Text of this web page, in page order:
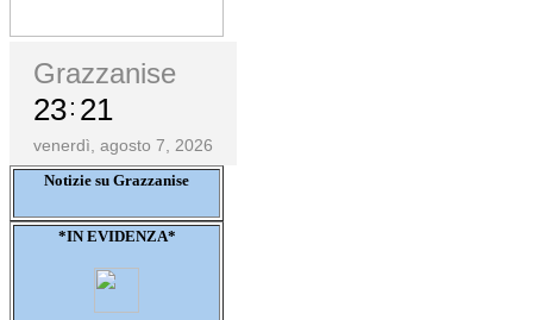
Grazzanise
23 21
venerdì, agosto 7, 2026
Notizie su Grazzanise
*IN EVIDENZA*